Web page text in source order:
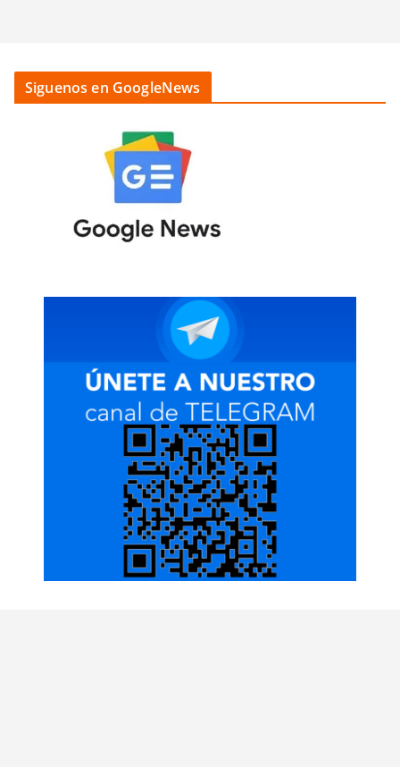
Siguenos en GoogleNews